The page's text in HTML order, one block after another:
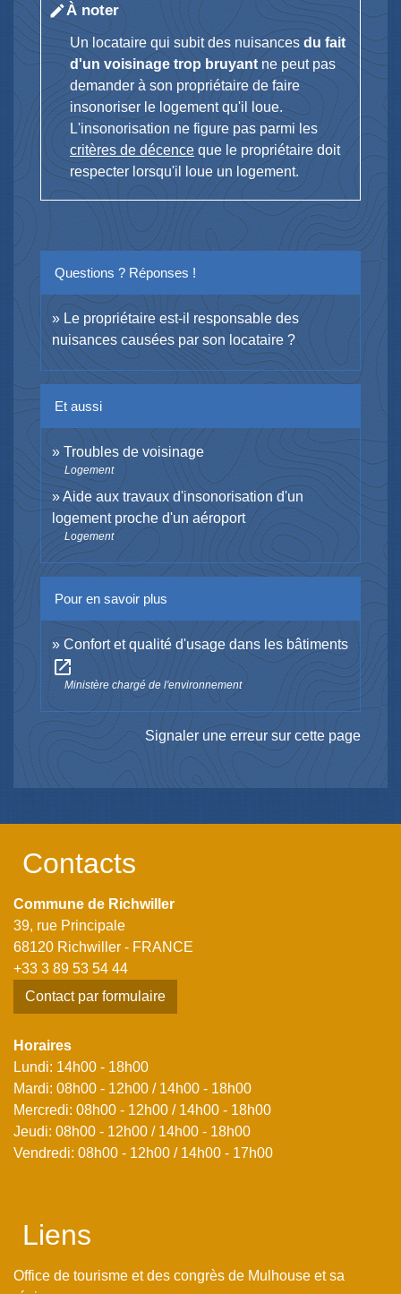
editÀ noter
Un locataire qui subit des nuisancesdu fait
d'un voisinage trop bruyantne peut pas
demander à son propriétaire de faire
insonoriser le logement qu'il loue.
L'insonorisation ne figure pas parmi les
critères de décenceque le propriétaire doit
respecter lorsqu'il loue un logement.
Questions ? Réponses !
Le propriétaire est-il responsable des
nuisances causées par son locataire ?
Et aussi
Troubles de voisinage
Logement
Aide aux travaux d'insonorisation d'un
logement proche d'un aéroport
Logement
Pour en savoir plus
Confort et qualité d'usage dans les bâtiments
open_in_new
Ministère chargé de l'environnement
Signaler une erreur sur cette page
Contacts
Commune de Richwiller
39, rue Principale
68120 Richwiller - FRANCE
+33 3 89 53 54 44
Contact par formulaire
Horaires
Lundi: 14h00 - 18h00
Mardi: 08h00 - 12h00 / 14h00 - 18h00
Mercredi: 08h00 - 12h00 / 14h00 - 18h00
Jeudi: 08h00 - 12h00 / 14h00 - 18h00
Vendredi: 08h00 - 12h00 / 14h00 - 17h00
Liens
Office de tourisme et des congrès de Mulhouse et sa